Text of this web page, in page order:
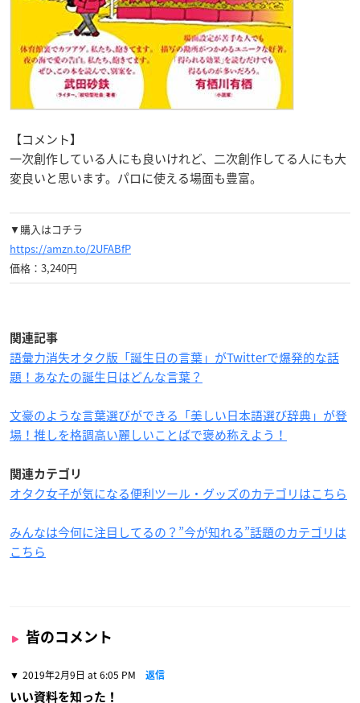
【コメント】
一次創作している人にも良いけれど、二次創作してる人にも大
変良いと思います。パロに使える場面も豊富。
▼購入はコチラ
https://amzn.to/2UFABfP
価格：3,240円
関連記事
語彙力消失オタク版「誕生日の言葉」がTwitterで爆発的な話
題！あなたの誕生日はどんな言葉？
文豪のような言葉選びができる「美しい日本語選び辞典」が登
場！推しを格調高い麗しいことばで褒め称えよう！
関連カテゴリ
オタク女子が気になる便利ツール・グッズのカテゴリはこちら
みんなは今何に注目してるの？”今が知れる”話題のカテゴリは
こちら
皆のコメント
2019年2月9日 at 6:05 PM 返信
いい資料を知った！